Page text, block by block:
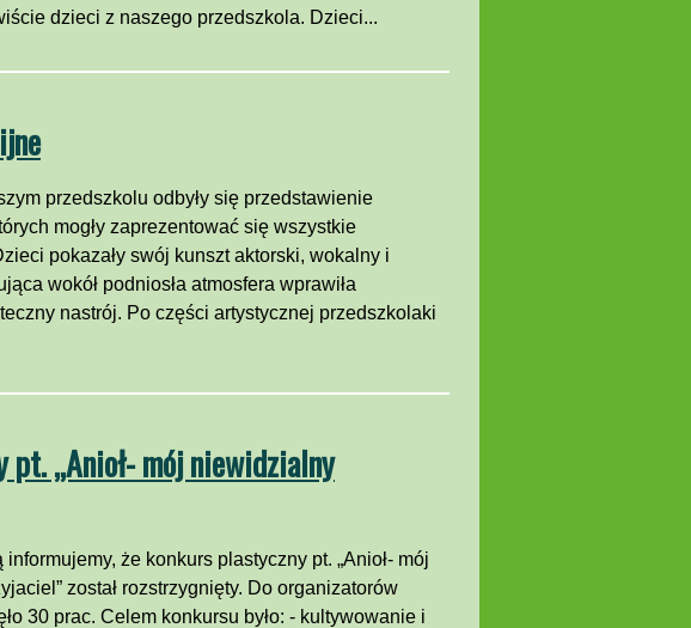
dzieci z naszego przedszkola. Dzieci...
przedszkolu odbyły się przedstawienie
mogły zaprezentować się wszystkie
pokazały swój kunszt aktorski, wokalny i
wokół podniosła atmosfera wprawiła
nastrój. Po części artystycznej przedszkolaki
„Anioł- mój niewidzialny
że konkurs plastyczny pt. „Anioł- mój
został rozstrzygnięty. Do organizatorów
30 prac. Celem konkursu było: - kultywowanie i